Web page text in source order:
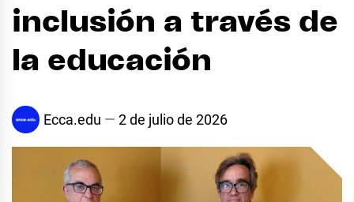
inclusión a través de
la educación
Ecca.edu 2 de julio de 2026